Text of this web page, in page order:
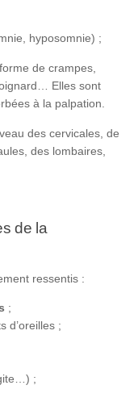
hyposomnie) ;
de crampes,
Elles sont
à la palpation.
des cervicales, de
des lombaires,
de la
ressentis :
;
d’oreilles ;
;